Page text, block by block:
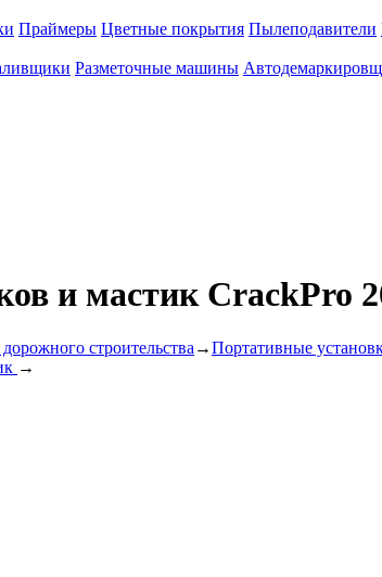
Праймеры Цветные покрытия Пылеподавители
Разметочные машины
и мастик CrackPro
строительства →Портативные
→